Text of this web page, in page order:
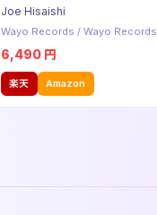
Joe Hisaishi
Wayo Records / Wayo Records
6,490 円
楽天 Amazon